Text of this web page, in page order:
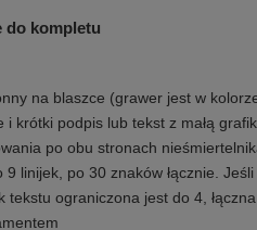
do kompletu
na blaszce (grawer jest w
i krótki podpis lub tekst z małą
po obu stronach
9 linijek, po 30 znaków łącznie.
tekstu ograniczona jest do 4,